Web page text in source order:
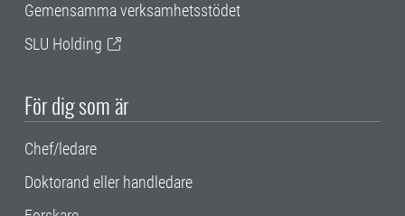
Gemensamma verksamhetsstödet
SLU Holding
För dig som är
Chef/ledare
Doktorand eller handledare